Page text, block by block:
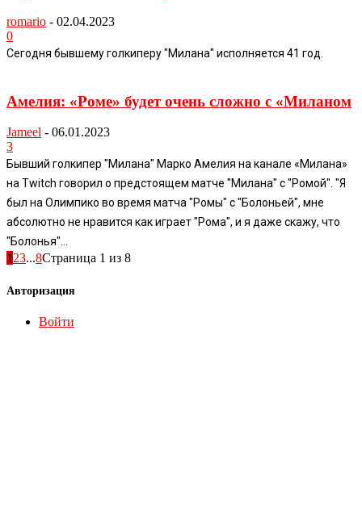
romario - 02.04.2023
0
Сегодня бывшему голкиперу "Милана" исполняется 41 год.
Амелия: «Роме» будет очень сложно с «Миланом
Jameel - 06.01.2023
3
Бывший голкипер "Милана" Марко Амелия на канале «Милана»
на Twitch говорил о предстоящем матче "Милана" с "Ромой". "Я
был на Олимпико во время матча "Ромы" с "Болоньей", мне
абсолютно не нравится как играет "Рома", и я даже скажу, что
"Болонья"...
123...8Страница 1 из 8
Авторизация
Войти